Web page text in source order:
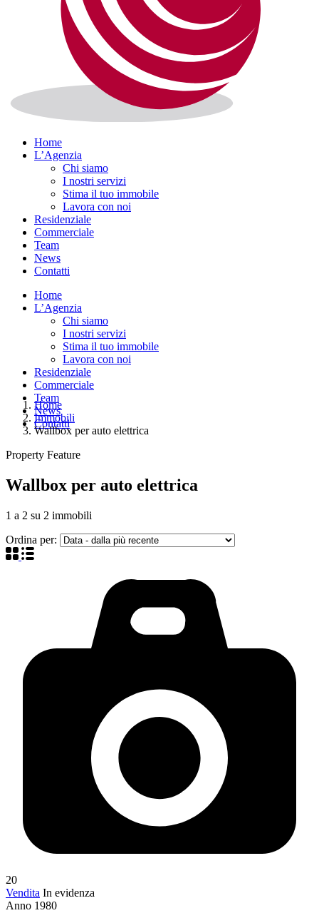
Home
L’Agenzia
Chi siamo
I nostri servizi
Stima il tuo immobile
Lavora con noi
Residenziale
Commerciale
Team
News
Contatti
Home
L’Agenzia
Chi siamo
I nostri servizi
Stima il tuo immobile
Lavora con noi
Residenziale
Commerciale
Team
News
Contatti
Home
Immobili
Wallbox per auto elettrica
Property Feature
Wallbox per auto elettrica
1 a 2 su 2 immobili
Ordina per:
20
Vendita In evidenza
Anno 1980